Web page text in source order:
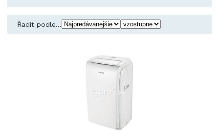
Řadit podle...